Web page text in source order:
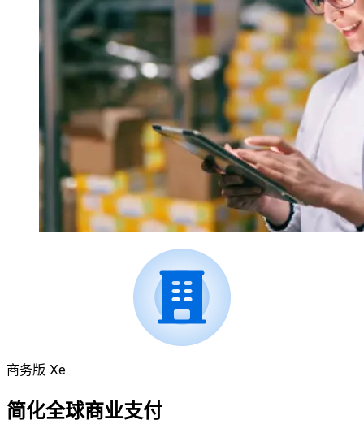
商务版 Xe
简化全球商业支付